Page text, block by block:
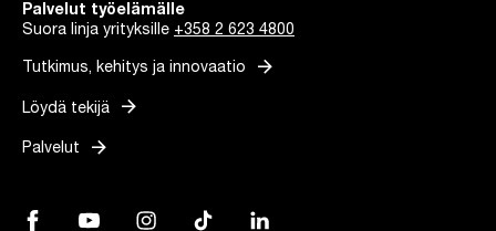
Palvelut työelämälle
Suora linja yrityksille +358 2 623 4800
Tutkimus, kehitys ja innovaatio arrow_forward
Löydä tekijä arrow_forward
Palvelut arrow_forward
Facebook, Linkki avautuu uuteen välilehteen
YouTube, Linkki avautuu uuteen välilehteen
Instagram, Linkki avautuu uuteen välilehteen
TikTok, Linkki avautuu uuteen välilehteen
LinkedIn, Linkki avautuu uuteen